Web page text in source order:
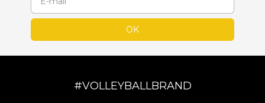
#VOLLEYBALLBRAND